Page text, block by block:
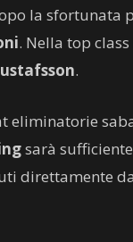
la sfortunata
. Nella top class
.
eliminatorie
sarà
direttamente